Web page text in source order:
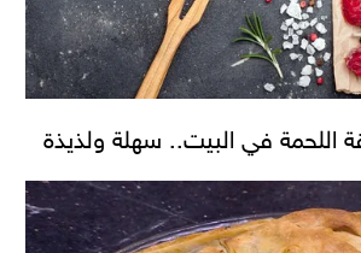
اللحمة في البيت.. سهلة ولذيذة